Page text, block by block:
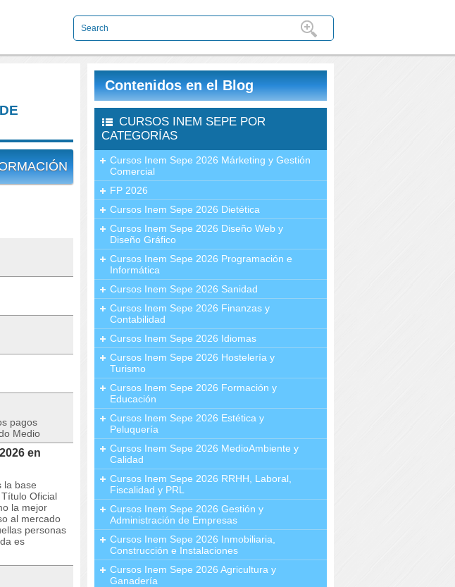
pagos
Medio
en
la base
Oficial
la mejor
al mercado
personas
es
Contenidos en el Blog
CURSOS INEM SEPE POR
CATEGORÍAS
Cursos Inem Sepe 2026 Márketing y Gestión
Comercial
FP 2026
Cursos Inem Sepe 2026 Dietética
Cursos Inem Sepe 2026 Diseño Web y
Diseño Gráfico
Cursos Inem Sepe 2026 Programación e
Informática
Cursos Inem Sepe 2026 Sanidad
Cursos Inem Sepe 2026 Finanzas y
Contabilidad
Cursos Inem Sepe 2026 Idiomas
Cursos Inem Sepe 2026 Hostelería y
Turismo
Cursos Inem Sepe 2026 Formación y
Educación
Cursos Inem Sepe 2026 Estética y
Peluquería
Cursos Inem Sepe 2026 MedioAmbiente y
Calidad
Cursos Inem Sepe 2026 RRHH, Laboral,
Fiscalidad y PRL
Cursos Inem Sepe 2026 Gestión y
Administración de Empresas
Cursos Inem Sepe 2026 Inmobiliaria,
Construcción e Instalaciones
Cursos Inem Sepe 2026 Agricultura y
Ganadería